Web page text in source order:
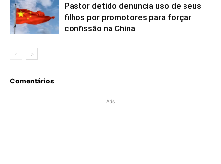
Pastor detido denuncia uso de seus
filhos por promotores para forçar
confissão na China
Comentários
Ads